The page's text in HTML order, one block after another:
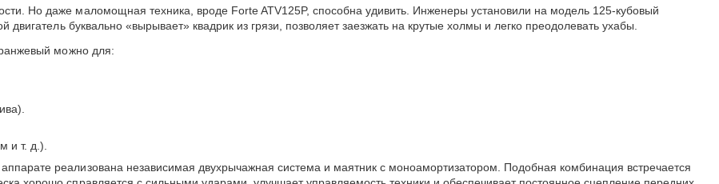
Но даже маломощная техника, вроде Forte ATV125P, способна удивить. Инженеры установили на модель 125-кубовый
буквально «вырывает» квадрик из грязи, позволяет заезжать на крутые холмы и легко преодолевать ухабы.
можно для:
и т. д.).
реализована независимая двухрычажная система и маятник с моноамортизатором. Подобная комбинация встречается